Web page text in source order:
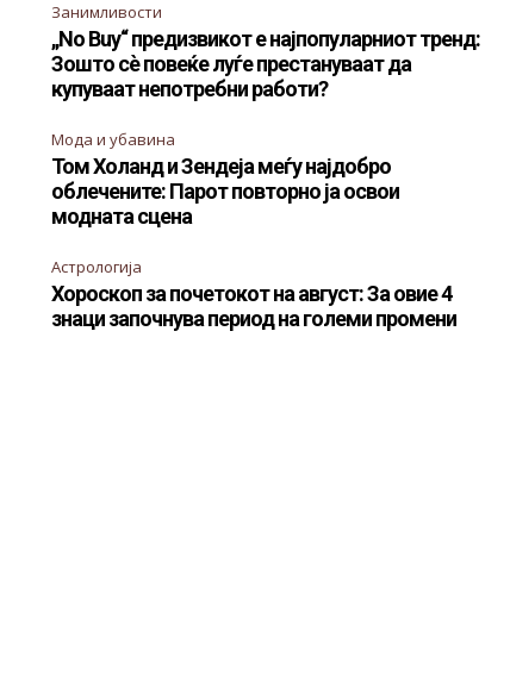
Занимливости
„No Buy“ предизвикот е најпопуларниот тренд:
Зошто сè повеќе луѓе престануваат да
купуваат непотребни работи?
Мода и убавина
Том Холанд и Зендеја меѓу најдобро
облечените: Парот повторно ја освои
модната сцена
Астрологија
Хороскоп за почетокот на август: За овие 4
знаци започнува период на големи промени